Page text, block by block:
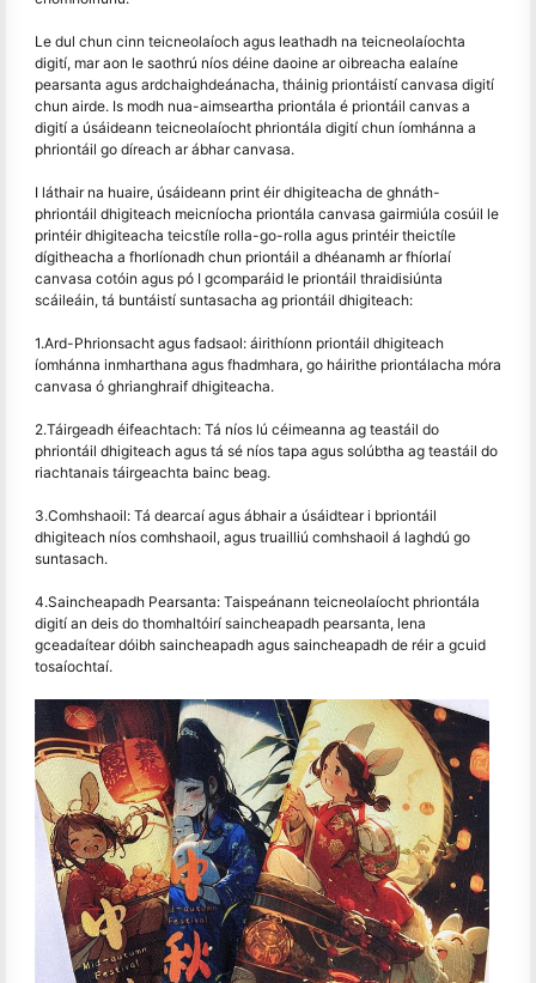
Le dul chun cinn teicneolaíoch agus leathadh na teicneolaíochta
digití, mar aon le saothrú níos déine daoine ar oibreacha ealaíne
pearsanta agus ardchaighdeánacha, tháinig priontáistí canvasa digití
chun airde. Is modh nua-aimseartha priontála é priontáil canvas a
digití a úsáideann teicneolaíocht phriontála digití chun íomhánna a
phriontáil go díreach ar ábhar canvasa.
I láthair na huaire, úsáideann print éir dhigiteacha de ghnáth-
phriontáil dhigiteach meicníocha priontála canvasa gairmiúla cosúil le
printéir dhigiteacha teicstíle rolla-go-rolla agus printéir theictíle
dígitheacha a fhorlíonadh chun priontáil a dhéanamh ar fhíorlaí
canvasa cotóin agus pó I gcomparáid le priontáil thraidisiúnta
scáileáin, tá buntáistí suntasacha ag priontáil dhigiteach:
1.Ard-Phrionsacht agus fadsaol: áirithíonn priontáil dhigiteach
íomhánna inmharthana agus fhadmhara, go háirithe priontálacha móra
canvasa ó ghrianghraif dhigiteacha.
2.Táirgeadh éifeachtach: Tá níos lú céimeanna ag teastáil do
phriontáil dhigiteach agus tá sé níos tapa agus solúbtha ag teastáil do
riachtanais táirgeachta bainc beag.
3.Comhshaoil: Tá dearcaí agus ábhair a úsáidtear i bpriontáil
dhigiteach níos comhshaoil, agus truailliú comhshaoil á laghdú go
suntasach.
4.Saincheapadh Pearsanta: Taispeánann teicneolaíocht phriontála
digití an deis do thomhaltóirí saincheapadh pearsanta, lena
gceadaítear dóibh saincheapadh agus saincheapadh de réir a gcuid
tosaíochtaí.